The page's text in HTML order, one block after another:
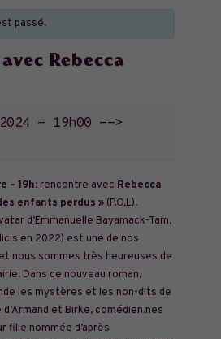
passé.
Rebecca
- 19h00 -->
– 19h: rencontre avec Rebecca
enfants perdus »(P.O.L).
d’Emmanuelle Bayamack-Tam,
en 2022) est une de nos
nous sommes très heureuses de
Dans ce nouveau roman,
les mystères et les non-dits de
et Birke, comédien.nes
fille nommée d’après